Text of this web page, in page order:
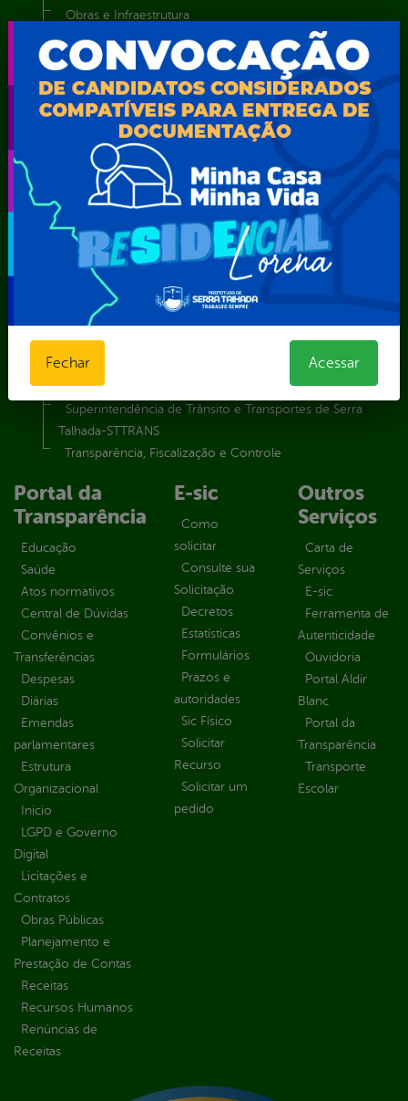
Obras e Infraestrutura
Procuradoria Geral do Município
Secretaria de Comunicação Social e Audiovisual
Secretaria de Desenvolvimento Econômico e Turismo
Secretaria de Iluminação Pública e Energia Elétrica
Secretaria Municipal da Mulher – SEMU
Secretaria Municipal de Administração – SAD
Secretaria Municipal de Agricultura e Recursos Hídricos –
SEMARH / Secretaria de Agricultura Familiar – SEMAF
Secretaria Municipal de Educação – SEST
Secretaria Municipal de Esporte e Lazer – SEMEL
Secretaria Municipal de Finanças – SECFIN
Secretaria Municipal de Governo – SEGOV
Secretaria Municipal de Meio Ambiente – SEMA
Secretaria Municipal de Planejamento e Gestão – SEPLAG
Secretaria Municipal de Relações Institucionais – SEMRI
Secretaria Municipal de Saúde – SMS
Secretaria Municipal de Serviços Públicos – SEMUSP
Superintendência de Trânsito e Transportes de Serra
Talhada-STTRANS
Transparência, Fiscalização e Controle
Portal da
Transparência
Educação
Saúde
Atos normativos
Central de Dúvidas
Convênios e
Transferências
Despesas
Diárias
Emendas
parlamentares
Estrutura
Organizacional
Inicio
LGPD e Governo
Digital
Licitações e
Contratos
Obras Públicas
Planejamento e
Prestação de Contas
Receitas
Recursos Humanos
Renúncias de
Receitas
E-sic
Como
solicitar
Consulte sua
Solicitação
Decretos
Estatísticas
Formulários
Prazos e
autoridades
Sic Físico
Solicitar
Recurso
Solicitar um
pedido
Outros
Serviços
Carta de
Serviços
E-sic
Ferramenta de
Autenticidade
Ouvidoria
Portal Aldir
Blanc
Portal da
Transparência
Transporte
Escolar
Fechar Acessar